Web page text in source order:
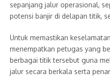
sepanjang jalur operasional,
potensi banjir di delapan titik,
Untuk memastikan
menempatkan petugas yang
berbagai titik tersebut guna
jalur secara berkala serta